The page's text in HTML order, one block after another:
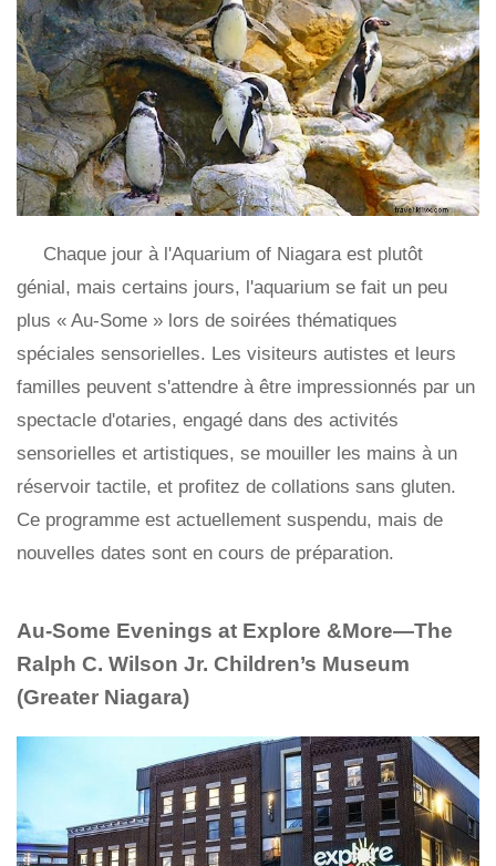
Chaque jour à l'Aquarium of Niagara est plutôt
génial, mais certains jours, l'aquarium se fait un peu
plus « Au-Some » lors de soirées thématiques
spéciales sensorielles. Les visiteurs autistes et leurs
familles peuvent s'attendre à être impressionnés par un
spectacle d'otaries, engagé dans des activités
sensorielles et artistiques, se mouiller les mains à un
réservoir tactile, et profitez de collations sans gluten.
Ce programme est actuellement suspendu, mais de
nouvelles dates sont en cours de préparation.
Au-Some Evenings at Explore &More—The
Ralph C. Wilson Jr. Children’s Museum
(Greater Niagara)